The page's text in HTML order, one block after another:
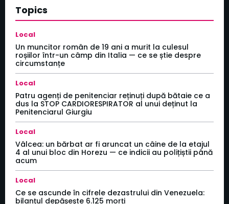
Topics
Local
Un muncitor român de 19 ani a murit la culesul
roșiilor într-un câmp din Italia — ce se știe despre
circumstanțe
Local
Patru agenți de penitenciar reținuți după bătaie ce a
dus la STOP CARDIORESPIRATOR al unui deținut la
Penitenciarul Giurgiu
Local
Vâlcea: un bărbat ar fi aruncat un câine de la etajul
4 al unui bloc din Horezu — ce indicii au polițiștii până
acum
Local
Ce se ascunde în cifrele dezastrului din Venezuela:
bilanțul depășește 6.125 morți